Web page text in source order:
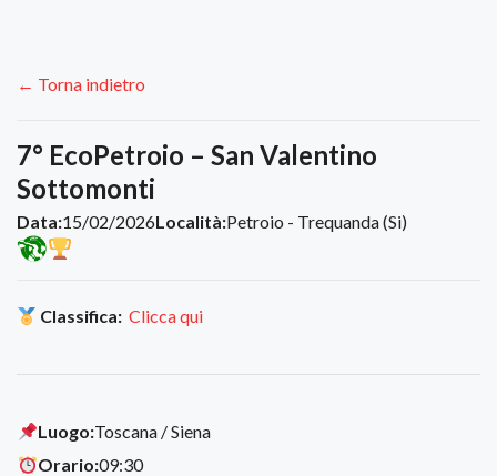
← Torna indietro
7° EcoPetroio – San Valentino
Sottomonti
Data:15/02/2026Località:Petroio - Trequanda (Si)
Classifica: Clicca qui
Luogo:Toscana / Siena
Orario:09:30